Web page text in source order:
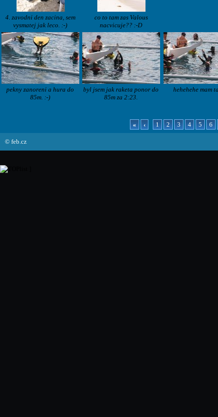
4. zavodni den zacina, sem
vysmatej jak leco. :-)
co to tam zas Valous
nacvicuje?? :-D
pekny zanoreni a hura do
85m. :-)
byl jsem jak raketa ponor do
85m za 2:23.
hehehehe mam
« ‹ 1 2 3 4 5 6
© feb.cz